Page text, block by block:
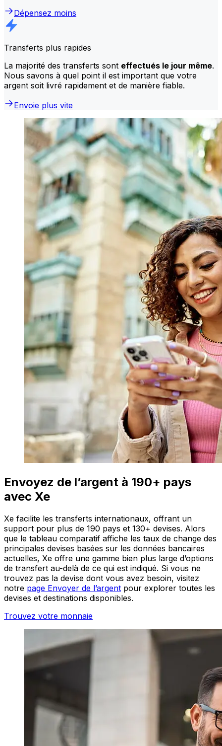
Dépensez moins
Transferts plus rapides
La majorité des transferts sont effectués le jour même.
Nous savons à quel point il est important que votre
argent soit livré rapidement et de manière fiable.
Envoie plus vite
Envoyez de l’argent à 190+ pays
avec Xe
Xe facilite les transferts internationaux, offrant un
support pour plus de 190 pays et 130+ devises. Alors
que le tableau comparatif affiche les taux de change des
principales devises basées sur les données bancaires
actuelles, Xe offre une gamme bien plus large d’options
de transfert au-delà de ce qui est indiqué. Si vous ne
trouvez pas la devise dont vous avez besoin, visitez
notre page Envoyer de l’argent pour explorer toutes les
devises et destinations disponibles.
Trouvez votre monnaie